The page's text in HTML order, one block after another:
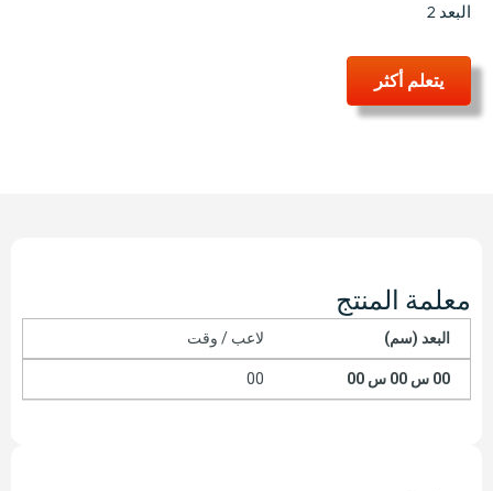
البعد 2
يتعلم أكثر
معلمة المنتج
البعد (سم) لاعب / وقت
00 س 00 س 00 00